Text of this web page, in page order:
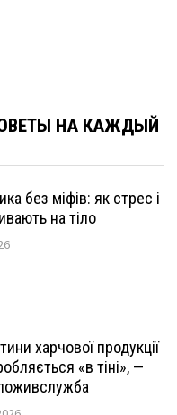
НА КАЖДЫЙ
без міфів: як стрес і
на тіло
харчової продукції
«в тіні», —